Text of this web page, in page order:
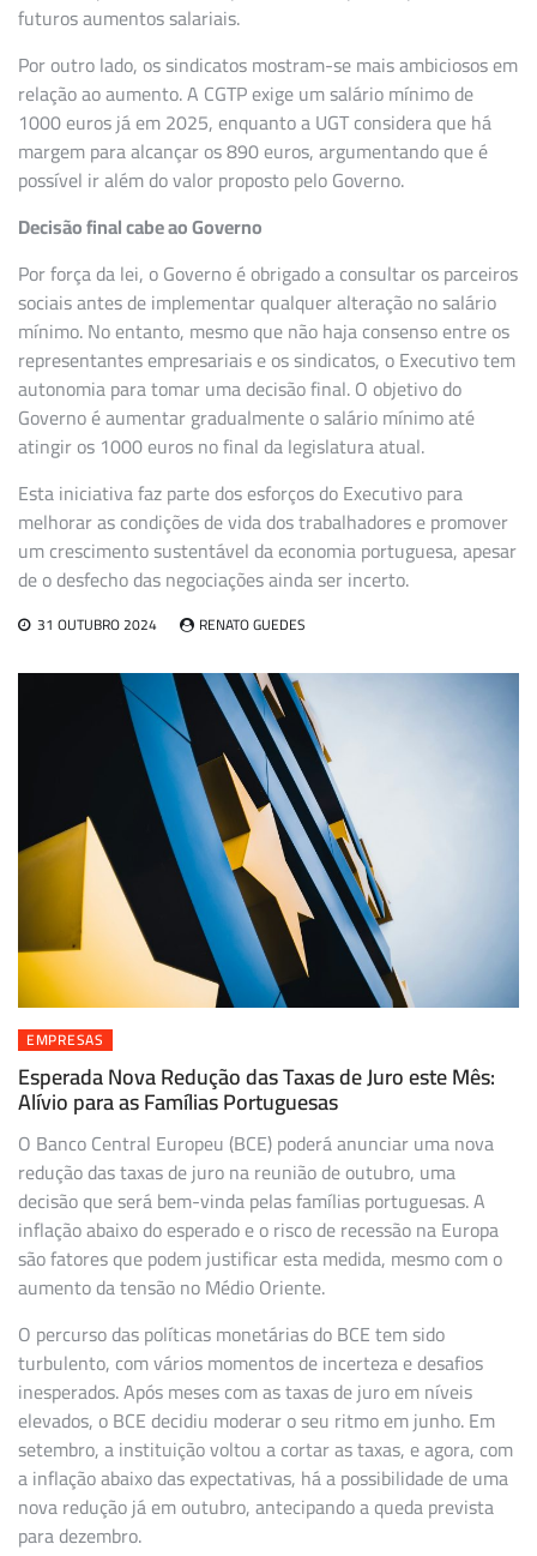
futuros aumentos salariais.
Por outro lado, os sindicatos mostram-se mais ambiciosos em
relação ao aumento. A CGTP exige um salário mínimo de
1000 euros já em 2025, enquanto a UGT considera que há
margem para alcançar os 890 euros, argumentando que é
possível ir além do valor proposto pelo Governo.
Decisão final cabe ao Governo
Por força da lei, o Governo é obrigado a consultar os parceiros
sociais antes de implementar qualquer alteração no salário
mínimo. No entanto, mesmo que não haja consenso entre os
representantes empresariais e os sindicatos, o Executivo tem
autonomia para tomar uma decisão final. O objetivo do
Governo é aumentar gradualmente o salário mínimo até
atingir os 1000 euros no final da legislatura atual.
Esta iniciativa faz parte dos esforços do Executivo para
melhorar as condições de vida dos trabalhadores e promover
um crescimento sustentável da economia portuguesa, apesar
de o desfecho das negociações ainda ser incerto.
31 OUTUBRO 2024 RENATO GUEDES
EMPRESAS
Esperada Nova Redução das Taxas de Juro este Mês:
Alívio para as Famílias Portuguesas
O Banco Central Europeu (BCE) poderá anunciar uma nova
redução das taxas de juro na reunião de outubro, uma
decisão que será bem-vinda pelas famílias portuguesas. A
inflação abaixo do esperado e o risco de recessão na Europa
são fatores que podem justificar esta medida, mesmo com o
aumento da tensão no Médio Oriente.
O percurso das políticas monetárias do BCE tem sido
turbulento, com vários momentos de incerteza e desafios
inesperados. Após meses com as taxas de juro em níveis
elevados, o BCE decidiu moderar o seu ritmo em junho. Em
setembro, a instituição voltou a cortar as taxas, e agora, com
a inflação abaixo das expectativas, há a possibilidade de uma
nova redução já em outubro, antecipando a queda prevista
para dezembro.